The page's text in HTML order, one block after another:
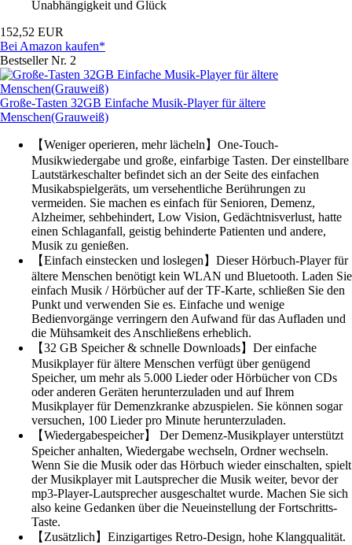
Unabhängigkeit und Glück
152,52 EUR
Bei Amazon kaufen*
Bestseller Nr. 2
Große-Tasten 32GB Einfache Musik-Player für ältere
Menschen(Grauweiß)
【Weniger operieren, mehr lächeln】One-Touch-
Musikwiedergabe und große, einfarbige Tasten. Der einstellbare
Lautstärkeschalter befindet sich an der Seite des einfachen
Musikabspielgeräts, um versehentliche Berührungen zu
vermeiden. Sie machen es einfach für Senioren, Demenz,
Alzheimer, sehbehindert, Low Vision, Gedächtnisverlust, hatte
einen Schlaganfall, geistig behinderte Patienten und andere,
Musik zu genießen.
【Einfach einstecken und loslegen】Dieser Hörbuch-Player für
ältere Menschen benötigt kein WLAN und Bluetooth. Laden Sie
einfach Musik / Hörbücher auf der TF-Karte, schließen Sie den
Punkt und verwenden Sie es. Einfache und wenige
Bedienvorgänge verringern den Aufwand für das Aufladen und
die Mühsamkeit des Anschließens erheblich.
【32 GB Speicher & schnelle Downloads】Der einfache
Musikplayer für ältere Menschen verfügt über genügend
Speicher, um mehr als 5.000 Lieder oder Hörbücher von CDs
oder anderen Geräten herunterzuladen und auf Ihrem
Musikplayer für Demenzkranke abzuspielen. Sie können sogar
versuchen, 100 Lieder pro Minute herunterzuladen.
【Wiedergabespeicher】 Der Demenz-Musikplayer unterstützt
Speicher anhalten, Wiedergabe wechseln, Ordner wechseln.
Wenn Sie die Musik oder das Hörbuch wieder einschalten, spielt
der Musikplayer mit Lautsprecher die Musik weiter, bevor der
mp3-Player-Lautsprecher ausgeschaltet wurde. Machen Sie sich
also keine Gedanken über die Neueinstellung der Fortschritts-
Taste.
【Zusätzlich】Einzigartiges Retro-Design, hohe Klangqualität.